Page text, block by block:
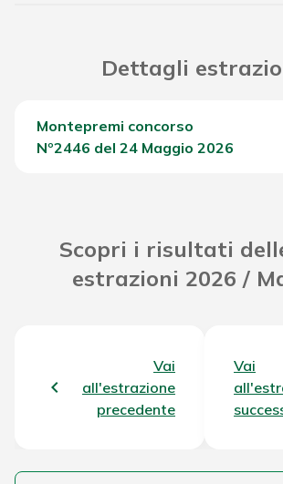
Dettagli
Montepremi concorso
Nº2446 del 24 Maggio 2026
Scopri i risultati
estrazioni 2026 /
Vai
all'estrazione
precedente
Vai